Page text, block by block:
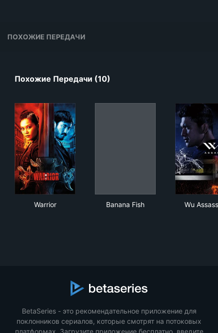
ПОХОЖИЕ ПЕРЕДАЧИ
Похожие Передачи (10)
Warrior Banana Fish Wu
BetaSeries - это рекомендательное приложение для
поклонников сериалов, которые смотрят на потоковых
платформах. Загрузите приложение бесплатно, введите